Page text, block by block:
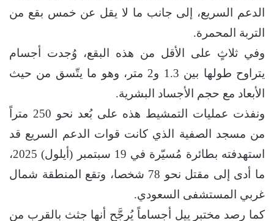
الدعم السريع، إلى جانب ما لا يقل عن خمس بقع من
التربة المحمرة.
وفي ثلاثٍ على الأقل من هذه البقع، وُجدت أجسام
يتراوح طولها بين 1.3 و2 متر، وهو ما يتّسق من حيث
الأبعاد مع حجم الأجساد البشرية.
ونفذت عمليات التمشيط هذه على بُعد نحو 250 متراً
من مسجد الصفية الذي كانت قوات الدعم السريع قد
استهدفته بطائرة مُسيّرة في 19 سبتمبر (أيلول) 2025،
ما أدى إلى مقتل نحو 78 شخصا، وتقع المنطقة شمال
غربي المستشفى السعودي.
كما رصد مختبر ييل أجساماً يُرجَّح أنها جثث بالقرب من